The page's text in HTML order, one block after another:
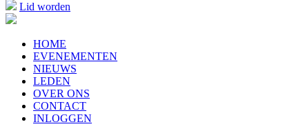
Lid worden
HOME
EVENEMENTEN
NIEUWS
LEDEN
OVER ONS
CONTACT
INLOGGEN